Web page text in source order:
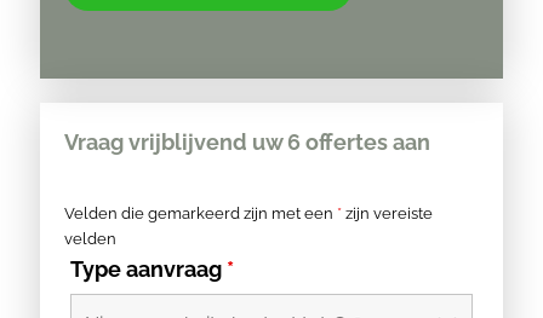
Vraag vrijblijvend uw 6 offertes aan
Velden die gemarkeerd zijn met een * zijn vereiste
velden
Type aanvraag *